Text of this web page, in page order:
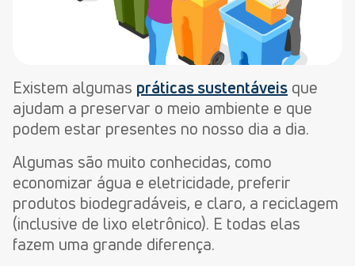
Existem algumas práticas sustentáveis que
ajudam a preservar o meio ambiente e que
podem estar presentes no nosso dia a dia.
Algumas são muito conhecidas, como
economizar água e eletricidade, preferir
produtos biodegradáveis, e claro, a reciclagem
(inclusive de lixo eletrônico). E todas elas
fazem uma grande diferença.